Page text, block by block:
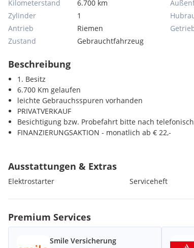
Kilometerstand
6.700 km
Zylinder
1
Antrieb
Riemen
Zustand
Gebrauchtfahrzeug
Beschreibung
1. Besitz
6.700 Km gelaufen
leichte Gebrauchsspuren vorhanden
PRIVATVERKAUF
Besichtigung bzw. Probefahrt bitte nach
FINANZIERUNGSAKTION - monatlich ab € 22,-
Ausstattungen & Extras
Elektrostarter Serviceheft
Premium Services
Smile Versicherung